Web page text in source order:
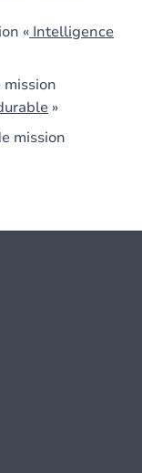
« Intelligence
mission
»
mission